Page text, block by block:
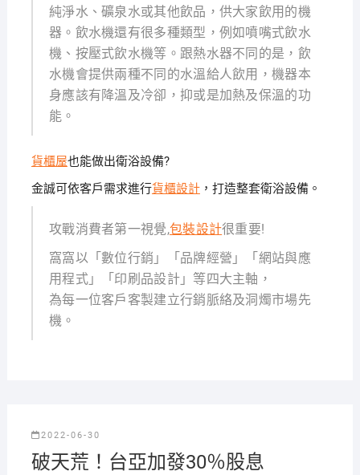
純淨水、礦泉水或其他飲品，供大家飲用的機
器。飲水機還有很多種類型，例如噴嘴式飲水
機、按壓式飲水機等。跟熱水器不同的是，飲
水機會提供兩種不同的水溫給人飲用，機器本
身應該有降溫及冷卻，抑或是加熱及保溫的功
能。
貨櫃屋也能做出衛浴設備?
金誠可依客戶需求進行貨櫃設計，打造整套衛浴設備。
攻戰消費者第一視覺,包裝設計很重要!
窩窩以「數位行銷」「品牌經營」「網站與應
用程式」「印刷品設計」等四大主軸，
為每一位客戶客製建立行銷脈絡及洞燭市場先
機。
2022-06-30
破天荒！台亞加發30％股息